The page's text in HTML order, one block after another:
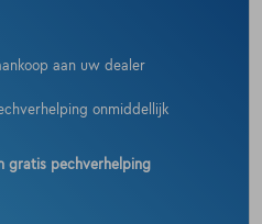
aan uw dealer
onmiddellijk
gratis pechverhelping